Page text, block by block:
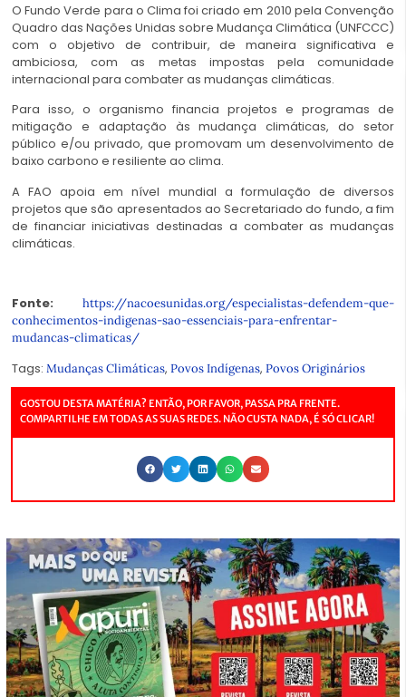
O Fundo Verde para o Clima foi criado em 2010 pela Convenção
Quadro das Nações Unidas sobre Mudança Climática (UNFCCC)
com o objetivo de contribuir, de maneira significativa e
ambiciosa, com as metas impostas pela comunidade
internacional para combater as mudanças climáticas.
Para isso, o organismo financia projetos e programas de
mitigação e adaptação às mudança climáticas, do setor
público e/ou privado, que promovam um desenvolvimento de
baixo carbono e resiliente ao clima.
A FAO apoia em nível mundial a formulação de diversos
projetos que são apresentados ao Secretariado do fundo, a fim
de financiar iniciativas destinadas a combater as mudanças
climáticas.
Fonte: https://nacoesunidas.org/especialistas-defendem-que-
conhecimentos-indigenas-sao-essenciais-para-enfrentar-
mudancas-climaticas/
Tags: Mudanças Climáticas, Povos Indígenas, Povos Originários
GOSTOU DESTA MATÉRIA? ENTÃO, POR FAVOR, PASSA PRA FRENTE.
COMPARTILHE EM TODAS AS SUAS REDES. NÃO CUSTA NADA, É SÓ CLICAR!